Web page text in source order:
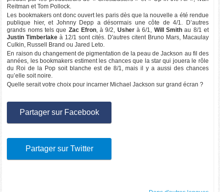
Reitman et Tom Pollock.
Les bookmakers ont donc ouvert les paris dès que la nouvelle a été rendue
publique hier, et Johnny Depp a désormais une côte de 4/1. D’autres
grands noms tels que Zac Efron, à 9/2, Usherà 6/1, Will Smithau 8/1 et
Justin Timberlake à 12/1 sont cités. D'autres citent Bruno Mars, Macaulay
Culkin, Russell Brand ou Jared Leto.
En raison du changement de pigmentation de la peau de Jackson au fil des
années, les bookmakers estiment les chances que la star qui jouera le rôle
du Roi de la Pop soit blanche est de 8/1, mais il y a aussi des chances
qu’elle soit noire.
Quelle serait votre choix pour incarner Michael Jackson sur grand écran ?
Partager sur Facebook
Partager sur Twitter